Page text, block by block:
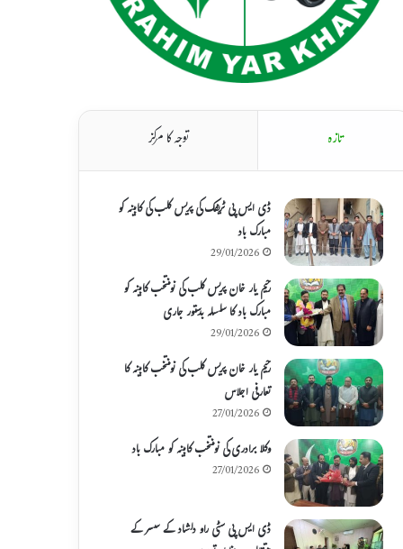
تازہ توجہ کا مرکز
ڈی ایس پی ٹریفک کی پریس کلب کی کابینہ کو
مبارک باد
29/01/2026
رحیم یار خان پریس کلب کی نومنتخب کابینہ کو
مبارک باد کا سلسلہ بدستور جاری
29/01/2026
رحیم یار خان پریس کلب کی نومنتخب کابینہ کا
تعارفی اجلاس
27/01/2026
وکلا برادری کی نومنتخب کابینہ کو مبارک باد
27/01/2026
ڈی ایس پی سٹی راو دلشاد کے سسر کے